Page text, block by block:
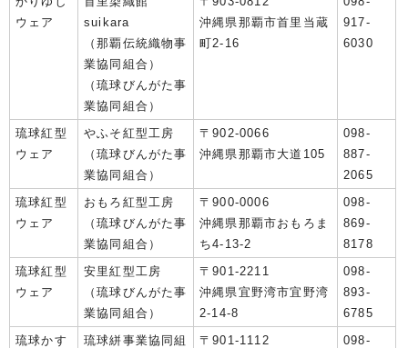
ウェア
suikara
（那覇伝統織物事
業協同組合）
（琉球びんがた事
業協同組合）
沖縄県那覇市首里当蔵
町2-16
917-
6030
琉球紅型
ウェア
やふそ紅型工房
（琉球びんがた事
業協同組合）
〒902-0066
沖縄県那覇市大道105
098-
887-
2065
琉球紅型
ウェア
おもろ紅型工房
（琉球びんがた事
業協同組合）
〒900-0006
沖縄県那覇市おもろま
ち4-13-2
098-
869-
8178
琉球紅型
ウェア
安里紅型工房
（琉球びんがた事
業協同組合）
〒901-2211
沖縄県宜野湾市宜野湾
2-14-8
098-
893-
6785
琉球かす
琉球絣事業協同組
〒901-1112
098-